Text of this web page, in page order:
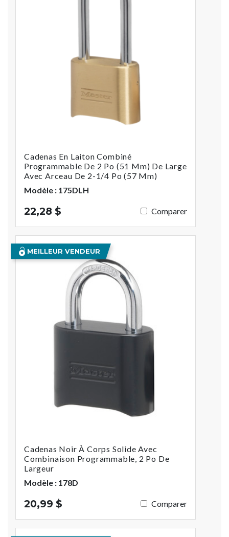
Cadenas En Laiton Combiné
Programmable De 2 Po (51 Mm) De Large
Avec Arceau De 2-1/4 Po (57 Mm)
Modèle : 175DLH
22,28 $ Comparer
MEILLEUR VENDEUR
Cadenas Noir À Corps Solide Avec
Combinaison Programmable, 2 Po De
Largeur
Modèle : 178D
20,99 $ Comparer